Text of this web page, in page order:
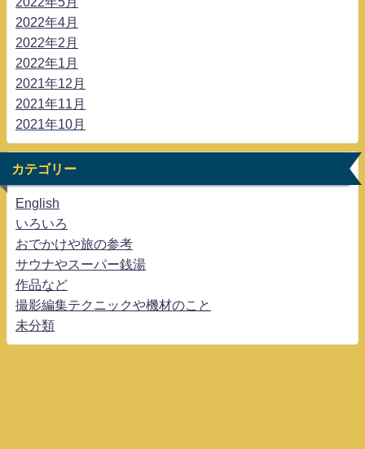
2022年4月
2022年2月
2022年1月
2021年12月
2021年11月
2021年10月
カテゴリー
English
いろいろ
おでかけや旅の参考
サウナやスーパー銭湯
作品など
撮影編集テクニックや機材のこと
未分類